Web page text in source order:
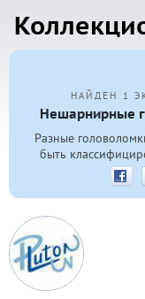
НАЙДЕН 1
Нешарнирные
Разные
быть